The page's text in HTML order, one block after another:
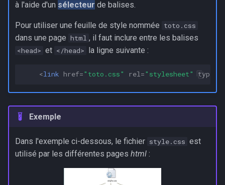
à l'aide d'un sélecteur de balises.
Pour utiliser une feuille de style nommée toto.css
dans une page html , il faut inclure entre les balises
<head> et </head> la ligne suivante :
<link href="toto.css" rel="stylesheet" type
Exemple
Dans l'exemple ci-dessous, le fichier style.css est
utilisé par les différentes pages html: